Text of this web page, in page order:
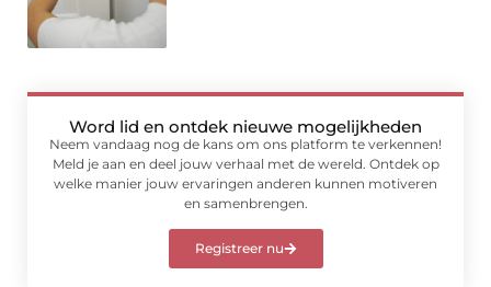
Word lid en ontdek nieuwe mogelijkheden
Neem vandaag nog de kans om ons platform te verkennen!
Meld je aan en deel jouw verhaal met de wereld. Ontdek op
welke manier jouw ervaringen anderen kunnen motiveren
en samenbrengen.
Registreer nu